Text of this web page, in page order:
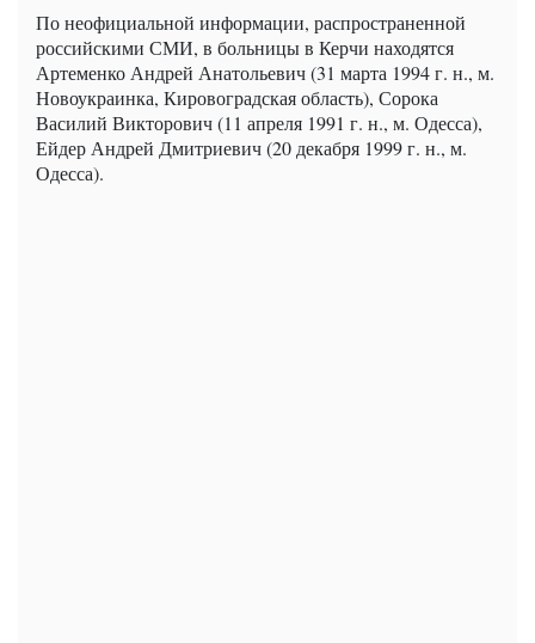
По неофициальной информации, распространенной
российскими СМИ, в больницы в Керчи находятся
Артеменко Андрей Анатольевич (31 марта 1994 г. н., м.
Новоукраинка, Кировоградская область), Сорока
Василий Викторович (11 апреля 1991 г. н., м. Одесса),
Ейдер Андрей Дмитриевич (20 декабря 1999 г. н., м.
Одесса).